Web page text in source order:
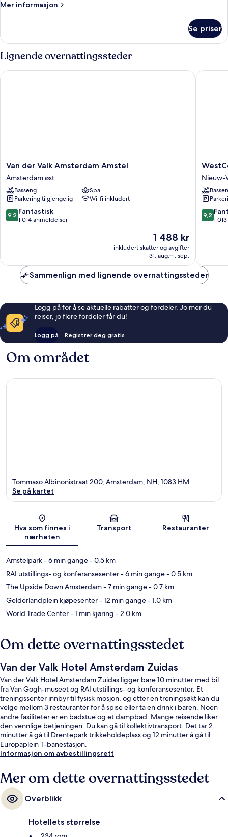
seng
Mer informasjon
Mer
–
1
seng
Se priser
Lignende overnattingssteder
Van
der
Valk
Amsterdam
Amstel
Amsterdam
øst
Van der Valk Amsterdam Amstel
Amsterdam øst
Basseng
Spa
Parkering tilgjengelig
Wi-fi inkludert
9.2
av
9,2 Fantastisk
1 014 anmeldelser
Prisen
er
1 488 kr
1 488 kr
inkludert skatter og avgifter
31. aug.–1. sep.
Van der Valk Amsterdam Amstel
Fashion
Hotel
Nieuw-
West
Nieuw-
9.2
av
9,2
1
Sammenlign med lignende overnattingssteder
Logg på for å se aktuelle rabatter og fordeler. Jo mer du
reiser, jo flere fordeler får du!
Logg på Registrer deg gratis
Om området
Kart
Tommaso Albinonistraat 200, Amsterdam, NH, 1083 HM
Se på kartet
Hva som finnes i
nærheten
Transport Restauranter
Amstelpark- 6 min gange- 0.5 km
RAI utstillings- og konferansesenter- 6 min gange- 0.5 km
The Upside Down Amsterdam- 7 min gange- 0.7 km
Gelderlandplein kjøpesenter- 12 min gange- 1.0 km
World Trade Center- 1 min kjøring - 2.0 km
Om dette overnattingsstedet
Van der Valk Hotel Amsterdam Zuidas
Van der Valk Hotel Amsterdam Zuidas ligger bare 10 minutter med bil
fra Van Gogh-museet og RAI utstillings- og konferansesenter. Et
treningssenter innbyr til fysisk mosjon, og etter en treningsøkt kan du
velge mellom 3 restauranter for å spise eller ta en drink i baren. Noen
andre fasiliteter er en badstue og et dampbad. Mange reisende liker
den vennlige betjeningen. Du kan gå til kollektivtransport: Det tar 2
minutter å gå til Drentepark trikkeholdeplass og 12 minutter å gå til
Europaplein T-banestasjon.
Informasjon om avbestillingsrett
Mer om dette overnattingsstedet
Overblikk
Hotellets størrelse